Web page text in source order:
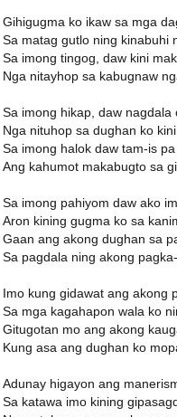
Gihigugma ko ikaw sa mga
Sa matag gutlo ning kinabuhi
Sa imong tingog, daw kini
Nga nitayhop sa kabugnaw
Sa imong hikap, daw nagdala
Nga nituhop sa dughan ko
Sa imong halok daw tam-is
Ang kahumot makabugto sa
Sa imong pahiyom daw ako
Aron kining gugma ko sa
Gaan ang akong dughan sa
Sa pagdala ning akong
Imo kung gidawat ang akong
Sa mga kagahapon wala ko
Gitugotan mo ang akong
Kung asa ang dughan ko
Adunay higayon ang
Sa katawa imo kining